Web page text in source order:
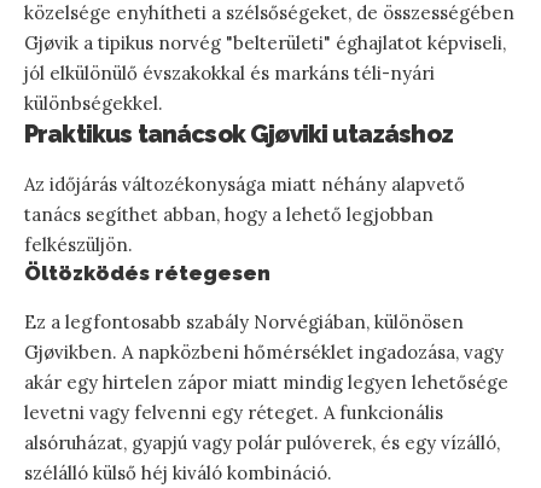
közelsége enyhítheti a szélsőségeket, de összességében
Gjøvik a tipikus norvég "belterületi" éghajlatot képviseli,
jól elkülönülő évszakokkal és markáns téli-nyári
különbségekkel.
Praktikus tanácsok Gjøviki utazáshoz
Az időjárás változékonysága miatt néhány alapvető
tanács segíthet abban, hogy a lehető legjobban
felkészüljön.
Öltözködés rétegesen
Ez a legfontosabb szabály Norvégiában, különösen
Gjøvikben. A napközbeni hőmérséklet ingadozása, vagy
akár egy hirtelen zápor miatt mindig legyen lehetősége
levetni vagy felvenni egy réteget. A funkcionális
alsóruházat, gyapjú vagy polár pulóverek, és egy vízálló,
szélálló külső héj kiváló kombináció.